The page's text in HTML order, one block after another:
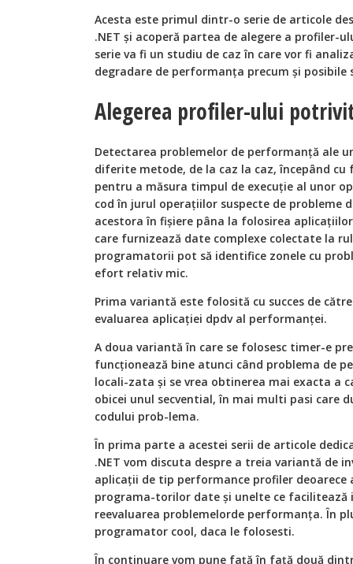
Acesta este primul dintr-o serie de articole
.NET şi acoperă partea de alegere a profiler-
serie va fi un studiu de caz în care vor fi
degradare de performanţa precum şi posibile
Alegerea profiler-ului
Detectarea problemelor de performanţă ale
diferite metode, de la caz la caz, începând cu
pentru a măsura timpul de execuţie al unor
cod în jurul operaţiilor suspecte de probleme
acestora în fişiere pâna la folosirea
care furnizează date complexe colectate la
programatorii pot să identifice zonele cu
efort relativ mic.
Prima variantă este folosită cu succes de
evaluarea aplicaţiei dpdv al performanţei.
A doua variantă în care se folosesc timer-e
funcţionează bine atunci când problema de
locali-zata şi se vrea obtinerea mai exacta a
obicei unul secvential, în mai multi pasi care
codului prob-lema.
În prima parte a acestei serii de articole
.NET vom discuta despre a treia variantă de
aplicaţii de tip performance profiler deoarece
programa-torilor date şi unelte ce facilitează
reevaluarea problemelorde performanţa. În
programator cool, daca le folosesti.
În continuare vom pune faţă în faţă două